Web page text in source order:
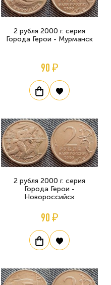
2 рубля 2000 г. серия
Города Герои - Мурманск
90 ₽
2 рубля 2000 г. серия
Города Герои -
Новороссийск
90 ₽